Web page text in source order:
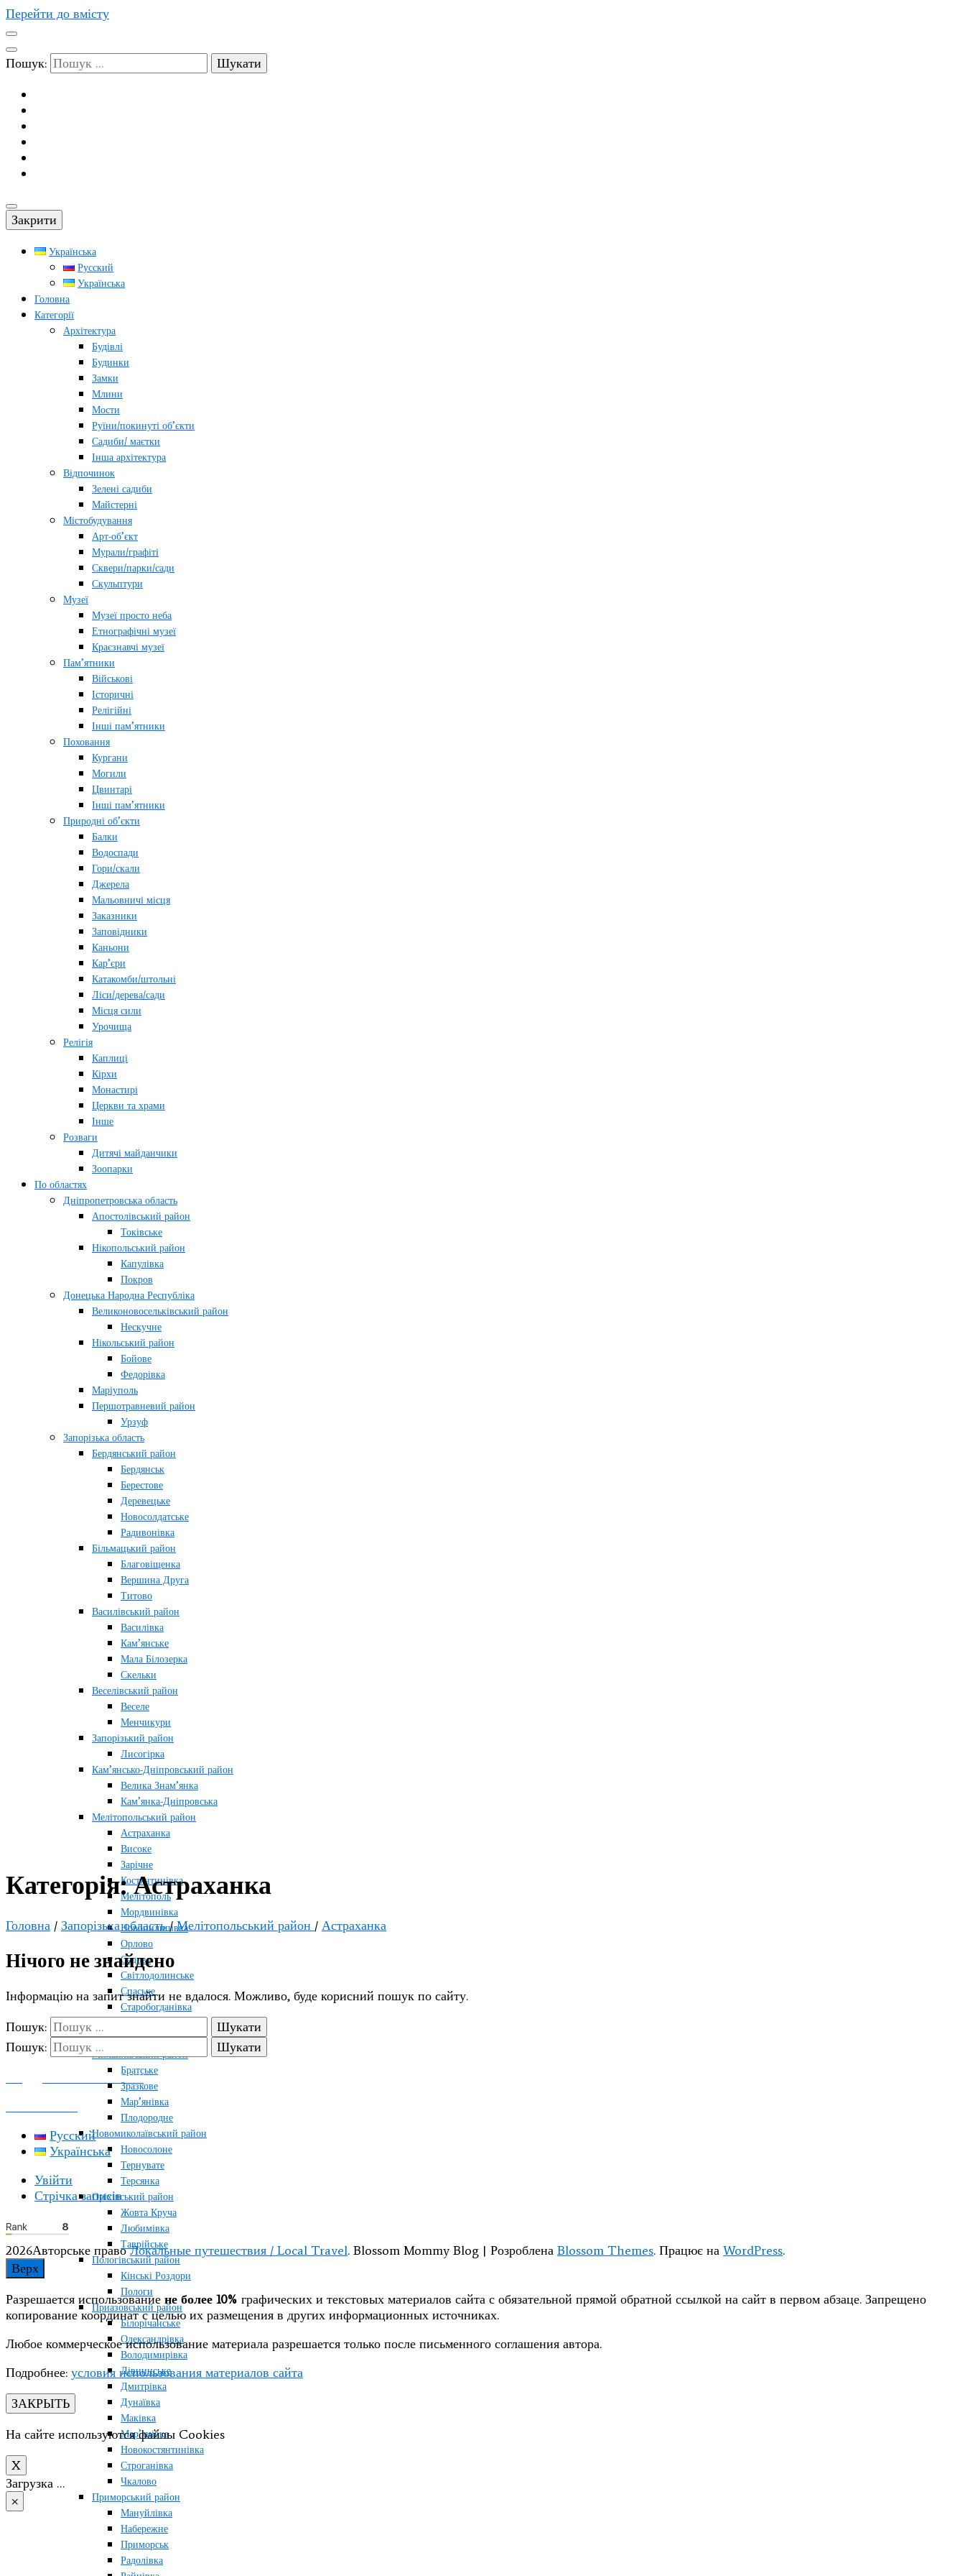
Перейти до вмісту
Пошук:
Закрити
Українська
Русский
Українська
Головна
Категорії
Архітектура
Будівлі
Будинки
Замки
Млини
Мости
Руїни/покинуті об’єкти
Садиби/ маєтки
Інша архітектура
Відпочинок
Зелені садиби
Майстерні
Містобудування
Арт-об’єкт
Мурали/графіті
Сквери/парки/сади
Скульптури
Музеї
Музеї просто неба
Етнографічні музеї
Краєзнавчі музеї
Пам’ятники
Військові
Історичні
Релігійні
Інші пам’ятники
Поховання
Кургани
Могили
Цвинтарі
Інші пам’ятники
Природні об’єкти
Балки
Водоспади
Гори/скали
Джерела
Мальовничі місця
Заказники
Заповідники
Каньони
Кар’єри
Катакомби/штольні
Ліси/дерева/сади
Місця сили
Урочища
Релігія
Каплиці
Кірхи
Монастирі
Церкви та храми
Інше
Розваги
Дитячі майданчики
Зоопарки
По областях
Дніпропетровська область
Апостолівський район
Токівське
Нікопольський район
Капулівка
Покров
Донецька Народна Республіка
Великоновосельківський район
Нескучне
Нікольський район
Бойове
Федорівка
Маріуполь
Першотравневий район
Урзуф
Запорізька область
Бердянський район
Бердянськ
Берестове
Деревецьке
Новосолдатське
Радивонівка
Більмацький район
Благовіщенка
Вершина Друга
Титово
Василівський район
Василівка
Кам’янське
Мала Білозерка
Скельки
Веселівський район
Веселе
Менчикури
Запорізький район
Лисогірка
Кам’янсько-Дніпровський район
Велика Знам’янка
Кам’янка-Дніпровська
Мелітопольський район
Астраханка
Високе
Зарічне
Костянтинівка
Мелітополь
Мордвинівка
Новопилипівка
Орлово
Садове
Світлодолинське
Спаське
Старобогданівка
Тихонівка
Михайлівський район
Братське
Зразкове
Мар’янівка
Плодородне
Новомиколаївський район
Новосолоне
Тернувате
Терсянка
Оріхівський район
Жовта Круча
Любимівка
Таврійське
Пологівський район
Кінські Роздори
Пологи
Приазовський район
Білорічанське
Олександрівка
Володимирівка
Дівнинське
Дмитрівка
Дунаївка
Маківка
Мар’янівка
Новокостянтинівка
Строганівка
Чкалово
Приморський район
Мануйлівка
Набережне
Приморськ
Радолівка
Категорія:Астраханка
Головна / Запорізька область/ Мелітопольський район / Астраханка
Нічого не знайдено
Інформацію на запит знайти не вдалося. Можливо, буде корисний пошук по сайту.
Пошук:
Пошук:
ПОДДЕРЖАТЬ ПРОЕКТ
Русский
Українська
Увійти
Стрічка записів
2026Авторське правоЛокальные путешествия / Local Travel. Blossom Mommy Blog | Розроблена Blossom Themes. Працює на WordPress.
Верх
Разрешается использование не более 10% графических и текстовых материалов сайта с обязательной прямой обратной ссылкой на сайт в первом абзаце. Запрещено
копирование координат с целью их размещения в других информационных источниках.
Любое коммерческое использование материала разрешается только после письменного соглашения автора.
Подробнее: условия использования материалов сайта
ЗАКРЫТЬ
На сайте используются файлы Cookies
X
Загрузка …
×